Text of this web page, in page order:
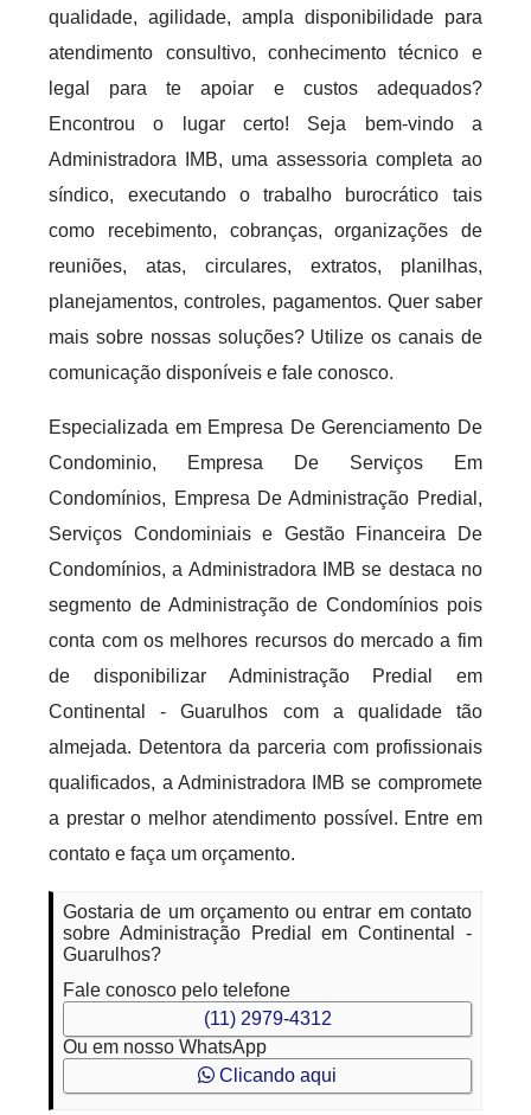
qualidade, agilidade, ampla disponibilidade para
atendimento consultivo, conhecimento técnico e
legal para te apoiar e custos adequados?
Encontrou o lugar certo! Seja bem-vindo a
Administradora IMB, uma assessoria completa ao
síndico, executando o trabalho burocrático tais
como recebimento, cobranças, organizações de
reuniões, atas, circulares, extratos, planilhas,
planejamentos, controles, pagamentos. Quer saber
mais sobre nossas soluções? Utilize os canais de
comunicação disponíveis e fale conosco.
Especializada em Empresa De Gerenciamento De
Condominio, Empresa De Serviços Em
Condomínios, Empresa De Administração Predial,
Serviços Condominiais e Gestão Financeira De
Condomínios, a Administradora IMB se destaca no
segmento de Administração de Condomínios pois
conta com os melhores recursos do mercado a fim
de disponibilizar Administração Predial em
Continental - Guarulhos com a qualidade tão
almejada. Detentora da parceria com profissionais
qualificados, a Administradora IMB se compromete
a prestar o melhor atendimento possível. Entre em
contato e faça um orçamento.
Gostaria de um orçamento ou entrar em contato
sobre Administração Predial em Continental -
Guarulhos?
Fale conosco pelo telefone
(11) 2979-4312
Ou em nosso WhatsApp
Clicando aqui